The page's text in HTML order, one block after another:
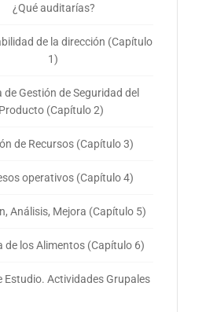
¿Qué auditarías?
de la dirección (Capítulo
1)
de Gestión de Seguridad del
Producto (Capítulo 2)
de Recursos (Capítulo 3)
operativos (Capítulo 4)
Análisis, Mejora (Capítulo 5)
de los Alimentos (Capítulo 6)
Estudio. Actividades Grupales